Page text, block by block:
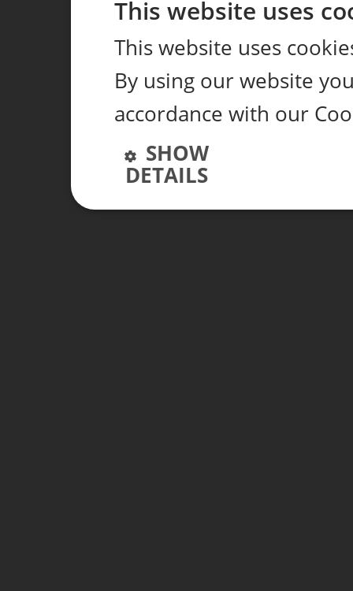
This website uses
This website uses
By using our website
accordance with our
SHOW
DETAILS